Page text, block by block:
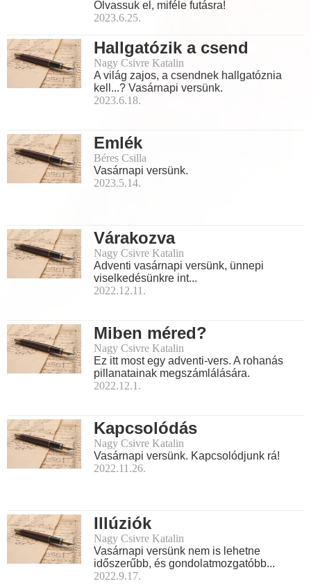
Olvassuk el, miféle futásra!
2023.6.25.
Hallgatózik a csend
Nagy Csivre Katalin
A világ zajos, a csendnek hallgatóznia
kell...? Vasárnapi versünk.
2023.6.18.
Emlék
Béres Csilla
Vasárnapi versünk.
2023.5.14.
Várakozva
Nagy Csivre Katalin
Adventi vasárnapi versünk, ünnepi
viselkedésünkre int...
2022.12.11.
Miben méred?
Nagy Csivre Katalin
Ez itt most egy adventi-vers. A rohanás
pillanatainak megszámlálására.
2022.12.1.
Kapcsolódás
Nagy Csivre Katalin
Vasárnapi versünk. Kapcsolódjunk rá!
2022.11.26.
Illúziók
Nagy Csivre Katalin
Vasárnapi versünk nem is lehetne
időszerűbb, és gondolatmozgatóbb...
2022.9.17.